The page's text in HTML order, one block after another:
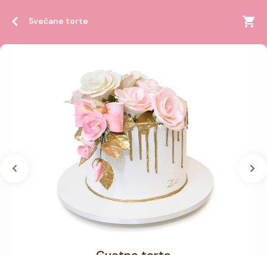
Svečane torte